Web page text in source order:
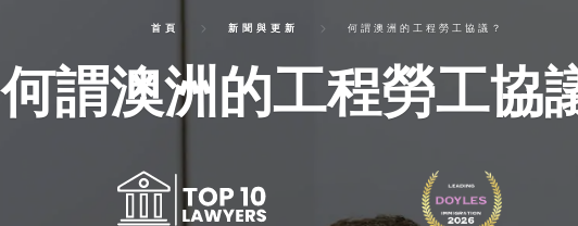
首頁 新聞與更新 何謂澳洲的工程勞工協議？
何謂澳洲的工程勞工協